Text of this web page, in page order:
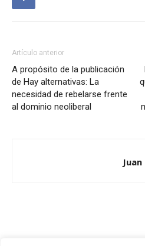
Artículo anterior
A propósito de la publicación
de Hay alternativas: La
necesidad de rebelarse frente
al dominio neoliberal
Juan